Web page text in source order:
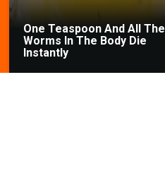
One Teaspoon And All The
Worms In The Body Die
Instantly